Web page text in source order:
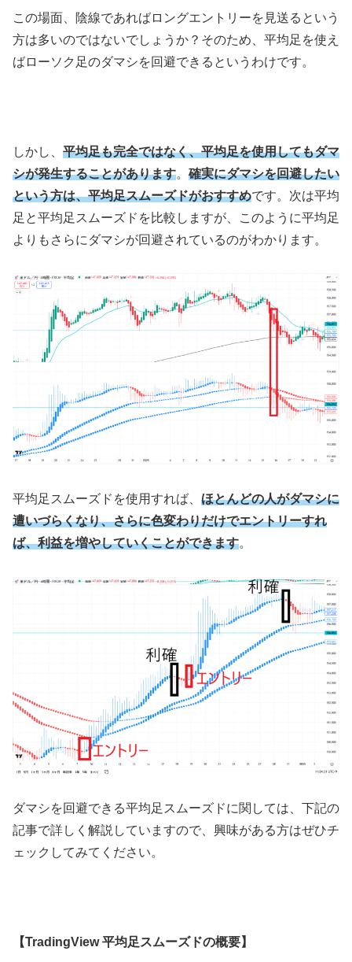
この場面、陰線であればロングエントリーを見送るという
方は多いのではないでしょうか？そのため、平均足を使え
ばローソク足のダマシを回避できるというわけです。
しかし、 平均足も完全ではなく、平均足を使用してもダマ
シが発生することがあります。 確実にダマシを回避したい
という方は、平均足スムーズドがおすすめです。次は平均
足と平均足スムーズドを比較しますが、このように平均足
よりもさらにダマシが回避されているのがわかります。
平均足スムーズドを使用すれば、 ほとんどの人がダマシに
遭いづらくなり、さらに色変わりだけでエントリーすれ
ば、利益を増やしていくことができます。
ダマシを回避できる平均足スムーズドに関しては、下記の
記事で詳しく解説していますので、興味がある方はぜひチ
ェックしてみてください。
【TradingView 平均足スムーズドの概要】